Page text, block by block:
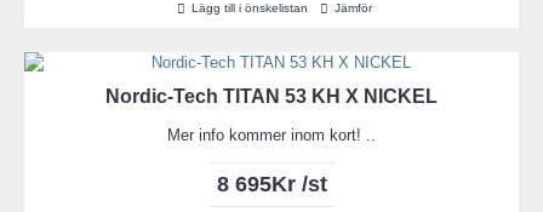
Lägg till i önskelistan Jämför
Nordic-Tech TITAN 53 KH X NICKEL
Mer info kommer inom kort! ..
8 695Kr /st